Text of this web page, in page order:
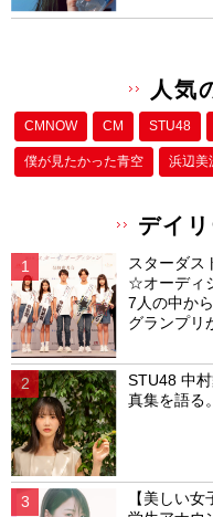
人気
CMNOW CM STU48
僕が⾒たかった⻘空 浜辺美
デイ
スターダス
☆オーディ
7人の中か
グランプリ
STU48 中
真集を語る。
【美しい